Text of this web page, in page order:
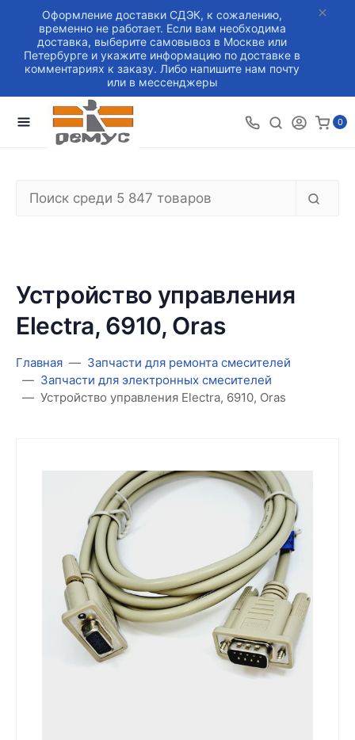
Оформление доставки СДЭК, к сожалению,
временно не работает. Если вам необходима
доставка, выберите самовывоз в Москве или
Петербурге и укажите информацию по доставке в
комментариях к заказу. Либо напишите нам почту
или в мессенджеры
0
Устройство управления
Electra, 6910, Oras
Главная
Запчасти для ремонта смесителей
Запчасти для электронных смесителей
Устройство управления Electra, 6910, Oras